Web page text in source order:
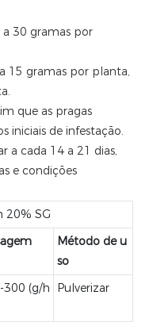
30 gramas por
15 gramas por planta,
que as pragas
iniciais de infestação.
a cada 14 a 21 dias,
e condições
20% SG
Método de u
so
300 (g/h
Pulverizar